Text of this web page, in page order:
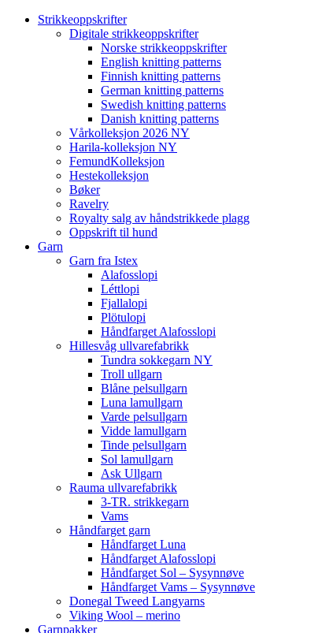
Strikkeoppskrifter
Digitale strikkeoppskrifter
Norske strikkeoppskrifter
English knitting patterns
Finnish knitting patterns
German knitting patterns
Swedish knitting patterns
Danish knitting patterns
Vårkolleksjon 2026 NY
Harila-kolleksjon NY
FemundKolleksjon
Hestekolleksjon
Bøker
Ravelry
Royalty salg av håndstrikkede plagg
Oppskrift til hund
Garn
Garn fra Istex
Alafosslopi
Léttlopi
Fjallalopi
Plötulopi
Håndfarget Alafosslopi
Hillesvåg ullvarefabrikk
Tundra sokkegarn NY
Troll ullgarn
Blåne pelsullgarn
Luna lamullgarn
Varde pelsullgarn
Vidde lamullgarn
Tinde pelsullgarn
Sol lamullgarn
Ask Ullgarn
Rauma ullvarefabrikk
3-TR. strikkegarn
Vams
Håndfarget garn
Håndfarget Luna
Håndfarget Alafosslopi
Håndfarget Sol – Sysynnøve
Håndfarget Vams – Sysynnøve
Donegal Tweed Langyarns
Viking Wool – merino
Garnpakker